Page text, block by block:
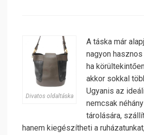
Divatos oldaltáska
A táska már
nagyon
ha
akkor sokkal
Ugyanis az
nemcsak
tárolására,
hanem kiegészítheti a